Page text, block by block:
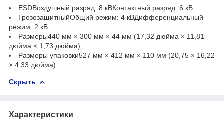
ESDВоздушный разряд: 8 кВКонтактный разряд: 6 кВ
ГрозозащитныйОбщий режим: 4 кВДифференциальный
режим: 2 кВ
Размеры440 мм × 300 мм × 44 мм (17,32 дюйма × 11,81
дюйма × 1,73 дюйма)
Размеры упаковки527 мм × 412 мм × 110 мм (20,75 × 16,22
× 4,33 дюйма)
Скрыть
Характеристики